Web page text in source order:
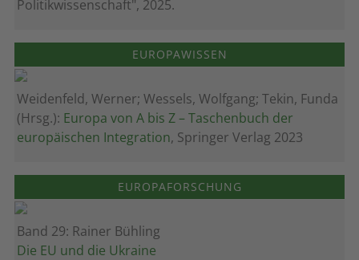
Politikwissenschaft", 2025.
EUROPAWISSEN
Weidenfeld, Werner; Wessels, Wolfgang; Tekin, Funda
(Hrsg.): Europa von A bis Z – Taschenbuch der
europäischen Integration, Springer Verlag 2023
EUROPAFORSCHUNG
Band 29: Rainer Bühling
Die EU und die Ukraine